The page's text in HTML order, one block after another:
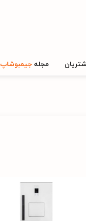
مجله جیمبوشاپ